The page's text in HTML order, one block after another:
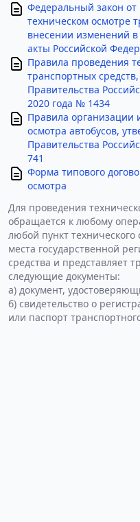
Федеральный закон
техническом осмотре
внесении изменений
акты Российской
Правила проведения
транспортных
Правительства
2020 года № 1434
Правила организации
осмотра автобусов,
Правительства
741
Форма типового
осмотра
Для проведения
обращается к любому
любой пункт
места государственной
средства и представляет
следующие документы:
а) документ,
б) свидетельство о
или паспорт